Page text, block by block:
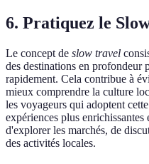
6. Pratiquez le
Le concept de slow travel
des destinations en profondeur
rapidement. Cela contribue à
mieux comprendre la culture
les voyageurs qui adoptent
expériences plus
d'explorer les marchés, de
des activités locales.